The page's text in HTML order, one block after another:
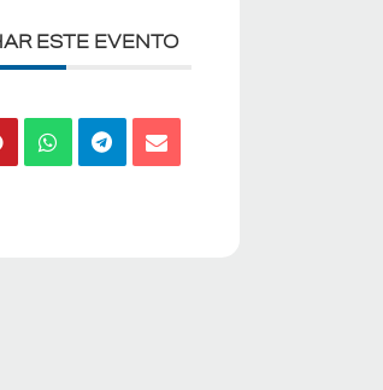
ESTE EVENTO